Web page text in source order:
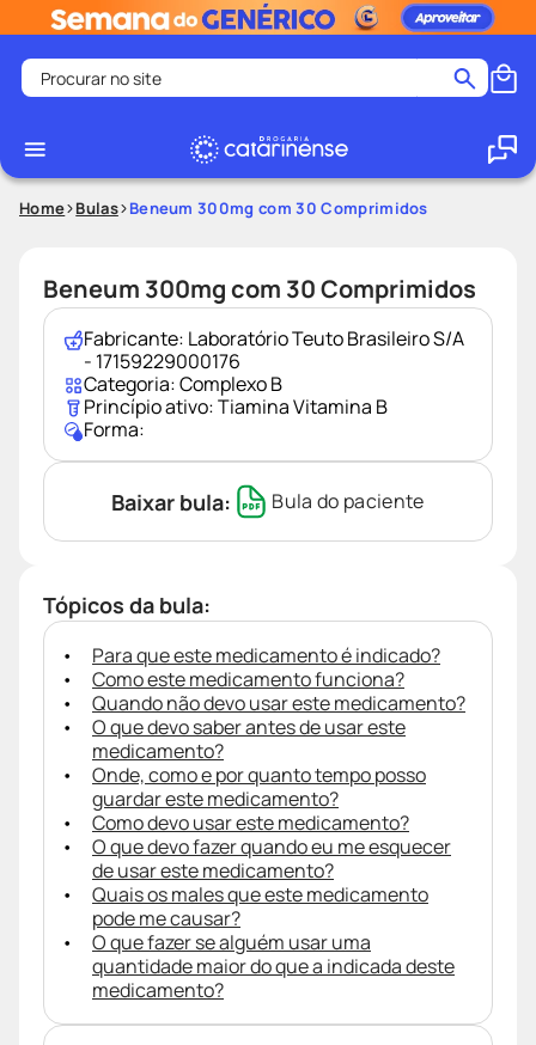
Procurar no site
1
2º
medley
4º
shampoo
5º
tadalafila
lenço umedecido
ozivy
protetor solar
9º
teste gravidez
fralda pampers
Home Bulas Beneum 300mg com 30 Comprimidos
Beneum 300mg com 30 Comprimidos
Fabricante: Laboratório Teuto Brasileiro S/A
- 17159229000176
Categoria:Complexo B
Princípio ativo:Tiamina Vitamina B
Forma:
Baixar bula: Bula do paciente
Tópicos da bula:
Para que este medicamento é indicado?
Como este medicamento funciona?
Quando não devo usar este medicamento?
O que devo saber antes de usar este
medicamento?
Onde, como e por quanto tempo posso
guardar este medicamento?
Como devo usar este medicamento?
O que devo fazer quando eu me esquecer
de usar este medicamento?
Quais os males que este medicamento
pode me causar?
O que fazer se alguém usar uma
quantidade maior do que a indicada deste
medicamento?